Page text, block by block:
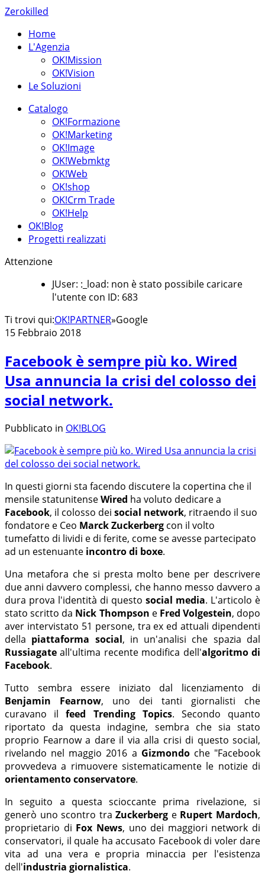
Zerokilled
Home
L'Agenzia
OK!Mission
OK!Vision
Le Soluzioni
Catalogo
OK!Formazione
OK!Marketing
OK!Image
OK!Webmktg
OK!Web
OK!shop
OK!Crm Trade
OK!Help
OK!Blog
Progetti realizzati
Attenzione
JUser: :_load: non è stato possibile caricare
l'utente con ID: 683
Ti trovi qui:OK!PARTNER»Google
15 Febbraio 2018
Facebook è sempre più ko. Wired
Usa annuncia la crisi del colosso dei
social network.
Pubblicato in OK!BLOG
In questi giorni sta facendo discutere la copertina che il
mensile statunitenseWired ha voluto dedicare a
Facebook, il colosso dei social network, ritraendo il suo
fondatore e Ceo Marck Zuckerberg con il volto
tumefatto di lividi e di ferite, come se avesse partecipato
ad un estenuante incontro di boxe.
Una metafora che si presta molto bene per descrivere
due anni davvero complessi, che hanno messo davvero a
dura prova l'identità di questo social media. L'articolo è
stato scritto da Nick Thompson e Fred Volgestein, dopo
aver intervistato 51 persone, tra ex ed attuali dipendenti
della piattaforma social, in un'analisi che spazia dal
Russiagate all'ultima recente modifica dell'algoritmo di
Facebook.
Tutto sembra essere iniziato dal licenziamento di
Benjamin Fearnow, uno dei tanti giornalisti che
curavano ilfeed Trending Topics. Secondo quanto
riportato da questa indagine, sembra che sia stato
proprio Fearnow a dare il via alla crisi di questo social,
rivelando nel maggio 2016 a Gizmondoche "Facebook
provvedeva a rimuovere sistematicamente le notizie di
orientamento conservatore.
In seguito a questa scioccante prima rivelazione, si
generò uno scontro traZuckerberg e Rupert Mardoch,
proprietario di Fox News, uno dei maggiori network di
conservatori, il quale ha accusato Facebook di voler dare
vita ad una vera e propria minaccia per l'esistenza
dell'industria giornalistica.